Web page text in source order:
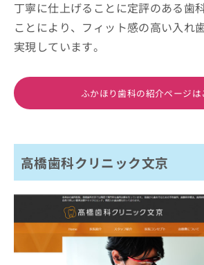
丁寧に仕上げることに定評のある歯
ことにより、フィット感の高い入れ
実現しています。
ふかほり歯科の紹介ページは
高橋歯科クリニック文京